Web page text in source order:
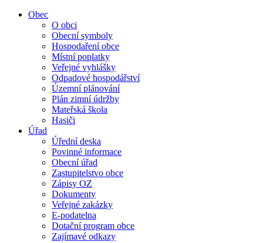
Obec
O obci
Obecní symboly
Hospodaření obce
Místní poplatky
Veřejné vyhlášky
Odpadové hospodářství
Územní plánování
Plán zimní údržby
Mateřská škola
Hasiči
Úřad
Úřední deska
Povinné informace
Obecní úřad
Zastupitelstvo obce
Zápisy OZ
Dokumenty
Veřejné zakázky
E-podatelna
Dotační program obce
Zajímavé odkazy